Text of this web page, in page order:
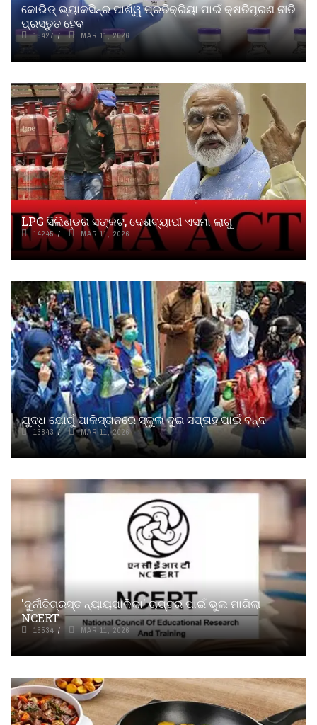
କୋଭିଡ୍ ଭ୍ୟାକସିନ୍‌ର ପାର୍ଶ୍ୱ ପ୍ରତିକ୍ରିୟା ପାଇଁ କ୍ଷତିପୂରଣ ନୀତି
ପ୍ରସ୍ତୁତ ହେବ
15427 MAR 11, 2026
LPG ସିଲିଣ୍ଡର ସଙ୍କଟ, ଦେଶବ୍ୟାପୀ ଏସମା ଲାଗୁ
14245 MAR 11, 2026
ଯୁଦ୍ଧ ଯୋଗୁଁ ପାକିସ୍ତାନରେ ସ୍କୁଲ ଦୁଇ ସପ୍ତାହ ପାଇଁ ବନ୍ଦ
13843 MAR 11, 2026
'ଦୁର୍ନୀତିଗ୍ରସ୍ତ ନ୍ୟାୟପାଳିକା' ଚାପ୍ଟର ପାଇଁ ଭୁଲ ମାଗିଲା
NCERT
15534 MAR 11, 2026